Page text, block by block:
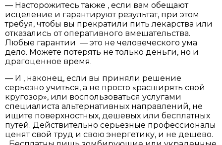
— Насторожитесь также , если вам обещают
исцеление и гарантируют результат, при этом
требуя, чтобы вы прекратили пить лекарства или
отказались от оперативного вмешательства.
Любые гарантии — это не человеческого ума
дело. Можете потерять не только деньги, но и
драгоценное время.
— И , наконец, если вы приняли решение
серьезно учиться, а не просто «расширять свой
кругозор», или воспользоваться услугами
специалиста альтернативных направлений, не
ищите поверхностных, дешевых или бесплатных
путей. Действительно серьезные профессионалы
ценят свой труд и свою энергетику, и не дешево.